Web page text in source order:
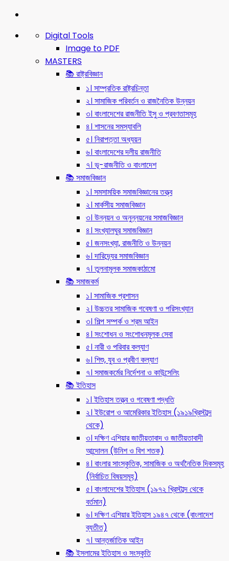
Digital Tools
Image to PDF
MASTERS
📚 রাষ্ট্রবিজ্ঞান
১। সাম্প্রতিক রাষ্ট্রচিন্তা
২। সামাজিক পরিবর্তন ও রাজনৈতিক উন্নয়ন
৩। বাংলাদেশের রাজনীতি ইসু ও প্রবণতাসমূহ
৪। শাসনের সমস্যাবলি
৫। নিরাপত্তা অধ্যয়ন
৬। বাংলাদেশের দলীয় রাজনীতি
৭। ভূ-রাজনীতি ও বাংলাদেশ
📚 সমাজবিজ্ঞান
১। সমসাময়িক সমাজবিজ্ঞানের তত্ত্ব
২। মার্কসীয় সমাজবিজ্ঞান
৩। উন্নয়ন ও অনুন্নয়নের সমাজবিজ্ঞান
৪। সংখ্যালঘুর সমাজবিজ্ঞান
৫। জনসংখ্যা, রাজনীতি ও উন্নয়ন
৬। দারিদ্র্যের সমাজবিজ্ঞান
৭। তুলনামূলক সমাজকাঠামো
📚 সমাজকর্ম
১। সামাজিক প্রশাসন
২। উচ্চতর সামাজিক গবেষণা ও পরিসংখ্যান
৩। শিল্প সম্পর্ক ও শ্রম আইন
৪। সংশোধন ও সংশোধনমূলক সেবা
৫। নারী ও পরিবার কল্যাণ
৬। শিশু, যুব ও প্রবীণ কল্যাণ
৭। সমাজকর্মের নির্দেশনা ও কাউন্সেলিং
📚 ইতিহাস
১। ইতিহাস তত্ত্ব ও গবেষণা পদ্ধতি
২। ইউরোপ ও আমেরিকার ইতিহাস (১৯১৯খ্রিস্টাব্দ
থেকে)
৩। দক্ষিণ এশিয়ার জাতীয়তাবাদ ও জাতীয়তাবাদী
আন্দোলন (উনিশ ও বিশ শতক)
৪। বাংলার সাংস্কৃতিক, সামাজিক ও অর্থনৈতিক দিকসমূহ
(নির্বাচিত বিষয়সমূহ)
৫। বাংলাদেশের ইতিহাস (১৯৭২ খ্রিস্টাব্দ থেকে
বর্তমান)
৬। দক্ষিণ এশিয়ার ইতিহাস ১৯৪৭ থেকে (বাংলাদেশ
ব্যতীত)
৭। আন্তর্জাতিক আইন
📚 ইসলামের ইতিহাস ও সংস্কৃতি